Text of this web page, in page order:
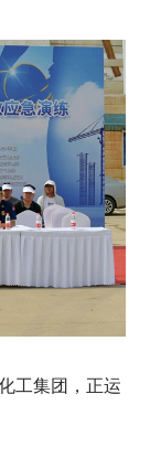
工集团，正运